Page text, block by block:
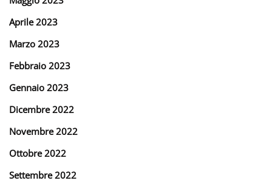
Aprile 2023
Marzo 2023
Febbraio 2023
Gennaio 2023
Dicembre 2022
Novembre 2022
Ottobre 2022
Settembre 2022